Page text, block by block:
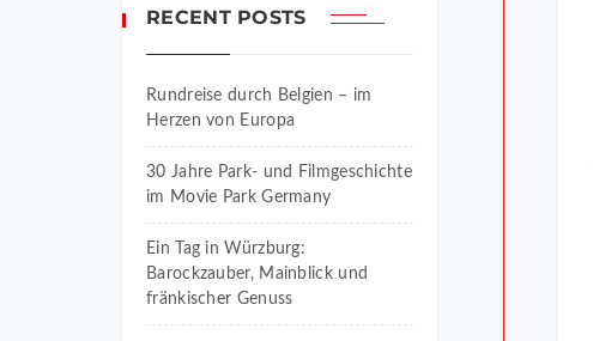
RECENT POSTS
Rundreise durch Belgien – im
Herzen von Europa
30 Jahre Park- und Filmgeschichte
im Movie Park Germany
Ein Tag in Würzburg:
Barockzauber, Mainblick und
fränkischer Genuss